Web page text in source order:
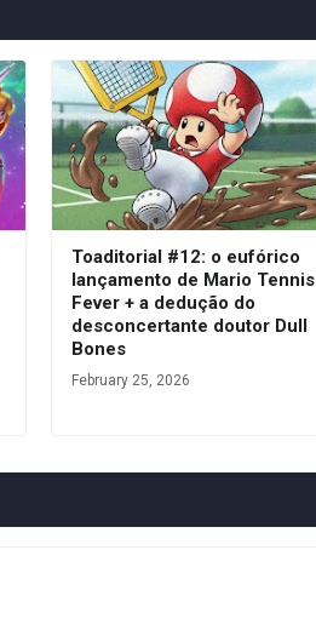
Toaditorial #12: o eufórico
lançamento de Mario Tennis
Fever + a dedução do
desconcertante doutor Dull
Bones
February 25, 2026